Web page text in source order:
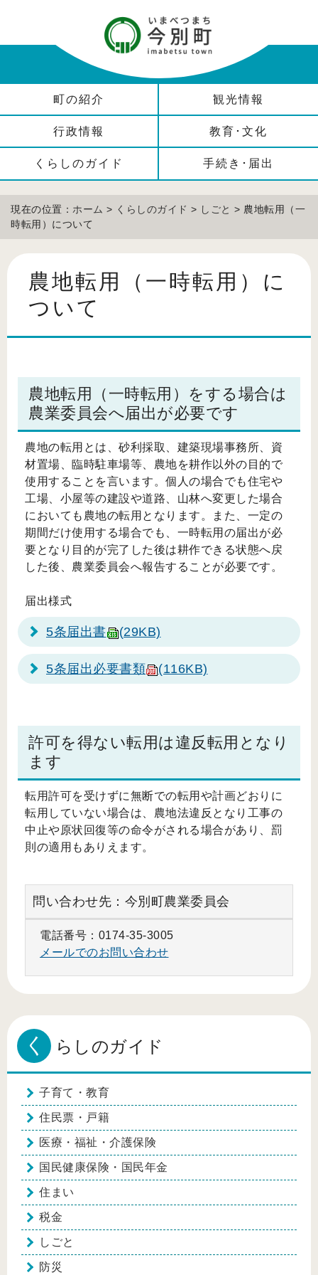
町の紹介 観光情報
行政情報 教育･文化
くらしのガイド 手続き･届出
現在の位置： ホーム > くらしのガイド > しごと > 農地転用（一
時転用）について
農地転用（一時転用）に
ついて
農地転用（一時転用）をする場合は
農業委員会へ届出が必要です
農地の転用とは、砂利採取、建築現場事務所、資
材置場、臨時駐車場等、農地を耕作以外の目的で
使用することを言います。個人の場合でも住宅や
工場、小屋等の建設や道路、山林へ変更した場合
においても農地の転用となります。また、一定の
期間だけ使用する場合でも、一時転用の届出が必
要となり目的が完了した後は耕作できる状態へ戻
した後、農業委員会へ報告することが必要です。
届出様式
5条届出書 (29KB)
5条届出必要書類 (116KB)
許可を得ない転用は違反転用となり
ます
転用許可を受けずに無断での転用や計画どおりに
転用していない場合は、農地法違反となり工事の
中止や原状回復等の命令がされる場合があり、罰
則の適用もありえます。
問い合わせ先：今別町農業委員会
電話番号：0174-35-3005
メールでのお問い合わせ
く らしのガイド
子育て・教育
住民票・戸籍
医療・福祉・介護保険
国民健康保険・国民年金
住まい
税金
しごと
防災